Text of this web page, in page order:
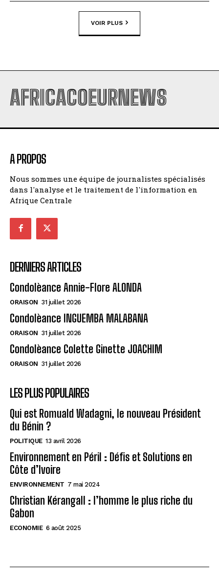
VOIR PLUS
AFRICACOEURNEWS
A PROPOS
Nous sommes une équipe de journalistes spécialisés
dans l'analyse et le traitement de l'information en
Afrique Centrale
DERNIERS ARTICLES
Condolèance Annie-Flore ALONDA
ORAISON 31 juillet 2026
Condolèance INGUEMBA MALABANA
ORAISON 31 juillet 2026
Condolèance Colette Ginette JOACHIM
ORAISON 31 juillet 2026
LES PLUS POPULAIRES
Qui est Romuald Wadagni, le nouveau Président
du Bénin ?
POLITIQUE 13 avril 2026
Environnement en Péril : Défis et Solutions en
Côte d’Ivoire
ENVIRONNEMENT 7 mai 2024
Christian Kérangall : l’homme le plus riche du
Gabon
ECONOMIE 6 août 2025